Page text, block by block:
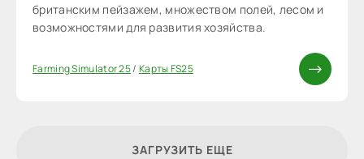
британским пейзажем, множеством полей, лесом и
возможностями для развития хозяйства.
Farming Simulator 25/ Карты FS25
ЗАГРУЗИТЬ ЕЩЕ